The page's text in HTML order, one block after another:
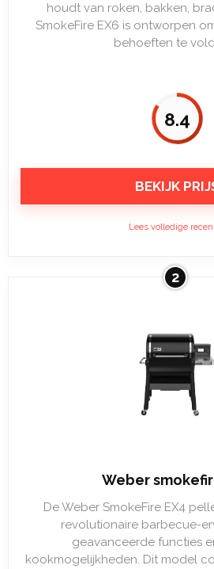
houdt van roken, bakken,
SmokeFire EX6 is ontworpen
behoeften te
8.4
BEKIJK
Lees volledige
2
Weber
De Weber SmokeFire EX4
revolutionaire barbecue-
geavanceerde functies
kookmogelijkheden. Dit model